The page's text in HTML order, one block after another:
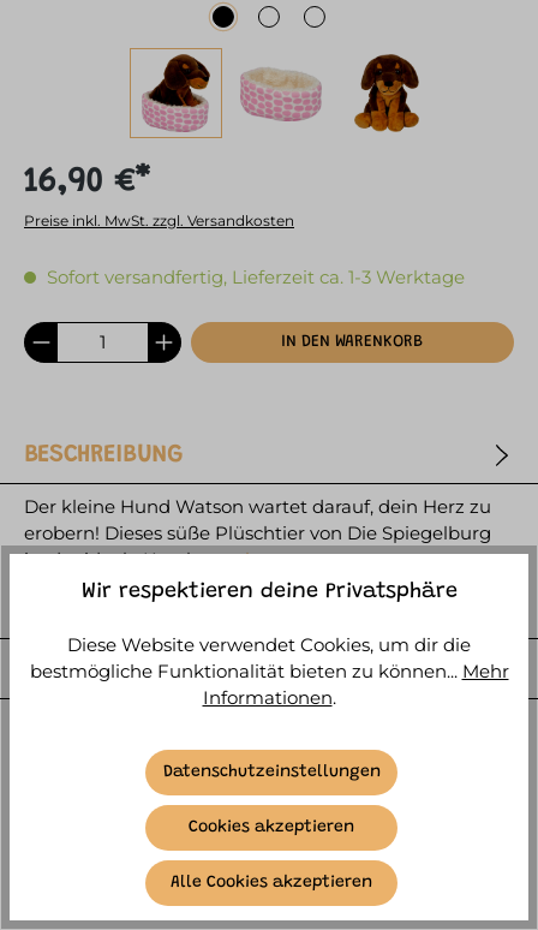
16,90 €*
Preise inkl. MwSt. zzgl. Versandkosten
Sofort versandfertig, Lieferzeit ca. 1-3 Werktage
IN DEN WARENKORB
BESCHREIBUNG
Der kleine Hund Watson wartet darauf, dein Herz zu
erobern! Dieses süße Plüschtier von Die Spiegelburg
ist der ideale Kusch…mehr
HERSTELLER
WEITERE ARTIKELINFOS
ÄHNLICHE ARTIKEL
Wir respektieren deine Privatsphäre
Diese Website verwendet Cookies, um dir die
bestmögliche Funktionalität bieten zu können... Mehr
Informationen.
Datenschutzeinstellungen
Cookies akzeptieren
Alle Cookies akzeptieren